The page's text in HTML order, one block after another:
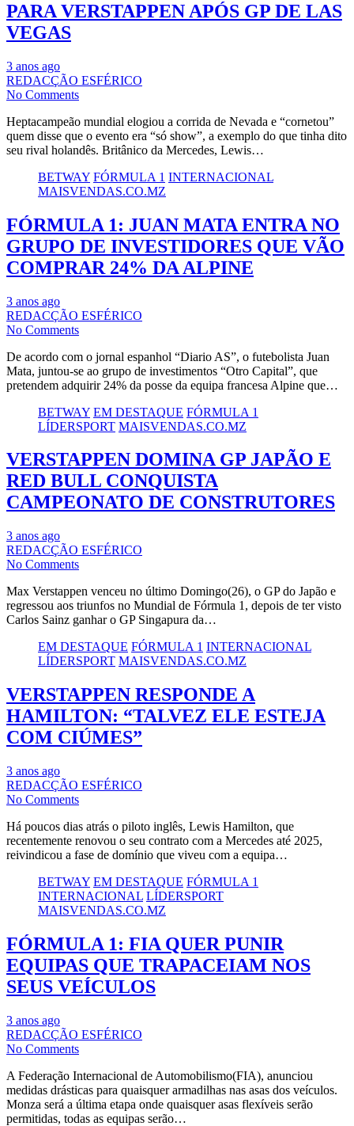
PARA VERSTAPPEN APÓS GP DE LAS
VEGAS
3 anos ago
REDACÇÃO ESFÉRICO
No Comments
Heptacampeão mundial elogiou a corrida de Nevada e “cornetou”
quem disse que o evento era “só show”, a exemplo do que tinha dito
seu rival holandês. Britânico da Mercedes, Lewis…
BETWAY FÓRMULA 1 INTERNACIONAL
MAISVENDAS.CO.MZ
FÓRMULA 1: JUAN MATA ENTRA NO
GRUPO DE INVESTIDORES QUE VÃO
COMPRAR 24% DA ALPINE
3 anos ago
REDACÇÃO ESFÉRICO
No Comments
De acordo com o jornal espanhol “Diario AS”, o futebolista Juan
Mata, juntou-se ao grupo de investimentos “Otro Capital”, que
pretendem adquirir 24% da posse da equipa francesa Alpine que…
BETWAY EM DESTAQUE FÓRMULA 1
LÍDERSPORT MAISVENDAS.CO.MZ
VERSTAPPEN DOMINA GP JAPÃO E
RED BULL CONQUISTA
CAMPEONATO DE CONSTRUTORES
3 anos ago
REDACÇÃO ESFÉRICO
No Comments
Max Verstappen venceu no último Domingo(26), o GP do Japão e
regressou aos triunfos no Mundial de Fórmula 1, depois de ter visto
Carlos Sainz ganhar o GP Singapura da…
EM DESTAQUE FÓRMULA 1 INTERNACIONAL
LÍDERSPORT MAISVENDAS.CO.MZ
VERSTAPPEN RESPONDE A
HAMILTON: “TALVEZ ELE ESTEJA
COM CIÚMES”
3 anos ago
REDACÇÃO ESFÉRICO
No Comments
Há poucos dias atrás o piloto inglês, Lewis Hamilton, que
recentemente renovou o seu contrato com a Mercedes até 2025,
reivindicou a fase de domínio que viveu com a equipa…
BETWAY EM DESTAQUE FÓRMULA 1
INTERNACIONAL LÍDERSPORT
MAISVENDAS.CO.MZ
FÓRMULA 1: FIA QUER PUNIR
EQUIPAS QUE TRAPACEIAM NOS
SEUS VEÍCULOS
3 anos ago
REDACÇÃO ESFÉRICO
No Comments
A Federação Internacional de Automobilismo(FIA), anunciou
medidas drásticas para quaisquer armadilhas nas asas dos veículos.
Monza será a última etapa onde quaisquer asas flexíveis serão
permitidas, todas as equipas serão…